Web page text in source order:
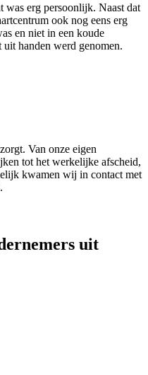
was erg persoonlijk. Naast dat
ook nog eens erg
en niet in een koude
handen werd genomen.
Van onze eigen
tot het werkelijke afscheid,
kwamen wij in contact met
uit